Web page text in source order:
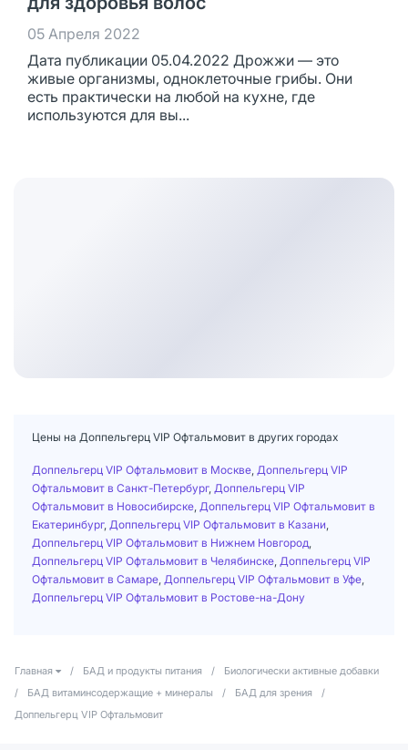
05 Апреля 2022
Дата публикации 05.04.2022 Дрожжи — это
живые организмы, одноклеточные грибы. Они
есть практически на любой на кухне, где
используются для вы...
Цены на Доппельгерц VIP Офтальмовит в других городах
Доппельгерц VIP Офтальмовит в Москве Доппельгерц VIP
Офтальмовит в Санкт-Петербург, Доппельгерц VIP
Офтальмовит в Новосибирске Доппельгерц VIP Офтальмовит в
Екатеринбург, Доппельгерц VIP Офтальмовит в Казани
Доппельгерц VIP Офтальмовит в Нижнем Новгород
Доппельгерц VIP Офтальмовит в Челябинске Доппельгерц VIP
Офтальмовит в Самаре Доппельгерц VIP Офтальмовит в Уфе
Доппельгерц VIP Офтальмовит в Ростове-на-Дону
Главная / БАД и продукты питания /
Биологически активные добавки
/
БАД витаминсодержащие + минералы / БАД для зрения
/
Доппельгерц VIP Офтальмовит